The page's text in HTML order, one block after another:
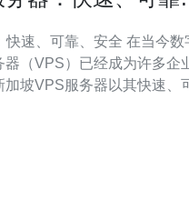
靠、安全 在当今数字化
器（VPS）已经成为许多企
坡VPS服务器以其快速、
您更好地了解并选择适合